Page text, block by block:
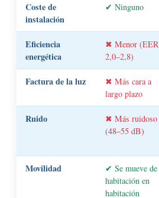
Coste de
instalación
✔ Ninguno
Eficiencia
energética
✖ Menor (EER
2,0–2,8)
Factura de la luz
✖ Más cara a
largo plazo
Ruido
✖ Más ruidoso
(48–55 dB)
Movilidad
✔ Se mueve de
habitación en
habitación